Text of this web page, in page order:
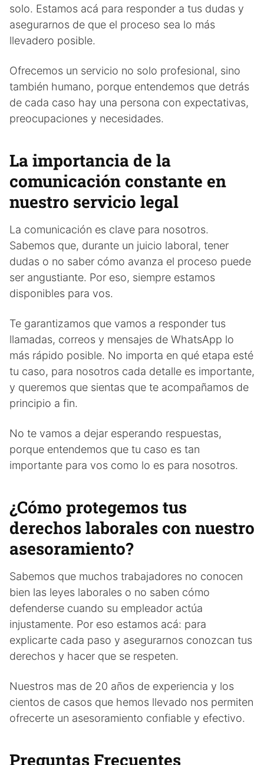
solo. Estamos acá para responder a tus dudas y
asegurarnos de que el proceso sea lo más
llevadero posible.
Ofrecemos un servicio no solo profesional, sino
también humano, porque entendemos que detrás
de cada caso hay una persona con expectativas,
preocupaciones y necesidades.
La importancia de la
comunicación constante en
nuestro servicio legal
La comunicación es clave para nosotros.
Sabemos que, durante un juicio laboral, tener
dudas o no saber cómo avanza el proceso puede
ser angustiante. Por eso, siempre estamos
disponibles para vos.
Te garantizamos que vamos a responder tus
llamadas, correos y mensajes de WhatsApp lo
más rápido posible. No importa en qué etapa esté
tu caso, para nosotros cada detalle es importante,
y queremos que sientas que te acompañamos de
principio a fin.
No te vamos a dejar esperando respuestas,
porque entendemos que tu caso es tan
importante para vos como lo es para nosotros.
¿Cómo protegemos tus
derechos laborales con nuestro
asesoramiento?
Sabemos que muchos trabajadores no conocen
bien las leyes laborales o no saben cómo
defenderse cuando su empleador actúa
injustamente. Por eso estamos acá: para
explicarte cada paso y asegurarnos conozcan tus
derechos y hacer que se respeten.
Nuestros mas de 20 años de experiencia y los
cientos de casos que hemos llevado nos permiten
ofrecerte un asesoramiento confiable y efectivo.
Preguntas Frecuentes